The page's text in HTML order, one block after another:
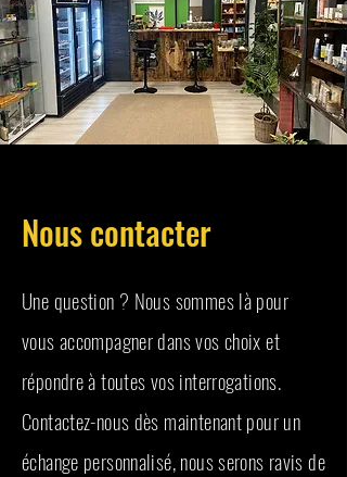
Nous contacter
Une question ? Nous sommes là pour
vous accompagner dans vos choix et
répondre à toutes vos interrogations.
Contactez-nous dès maintenant pour un
échange personnalisé, nous serons ravis de